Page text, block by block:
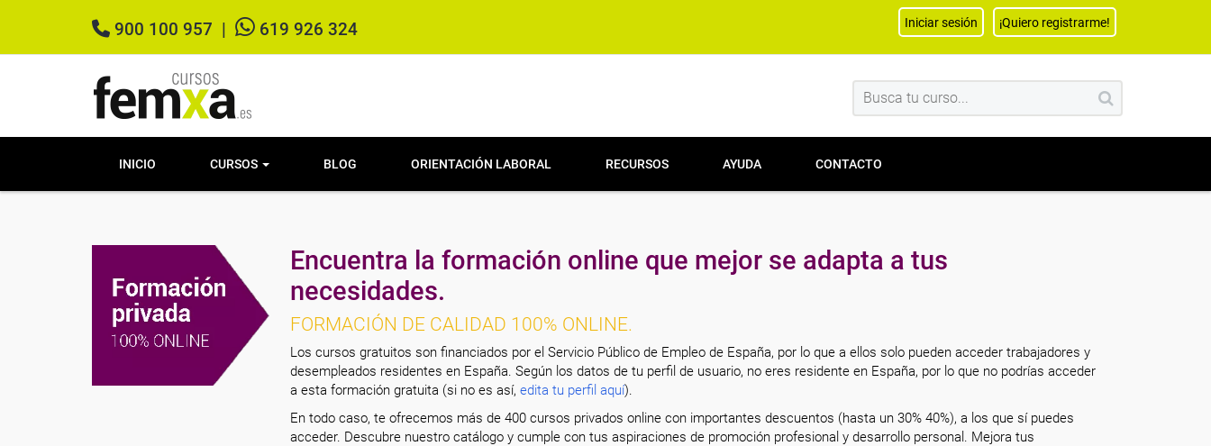
900 100 957 619 926 324 Iniciar sesión ¡Quiero registrarme!
INICIO CURSOS BLOG ORIENTACIÓN LABORAL RECURSOS AYUDA CONTACTO
Encuentra la formación online que mejor se adapta a tus
necesidades.
FORMACIÓN DE CALIDAD 100% ONLINE.
Los cursos gratuitos son financiados por el Servicio Público de Empleo de España, por lo que a ellos solo pueden acceder trabajadores y
desempleados residentes en España. Según los datos de tu perfil de usuario, no eres residente en España, por lo que no podrías acceder
a esta formación gratuita (si no es así, edita tu perfil aquí).
En todo caso, te ofrecemos más de 400 cursos privados online con importantes descuentos (hasta un 30% 40%), a los que sí puedes
acceder. Descubre nuestro catálogo y cumple con tus aspiraciones de promoción profesional y desarrollo personal. Mejora tus